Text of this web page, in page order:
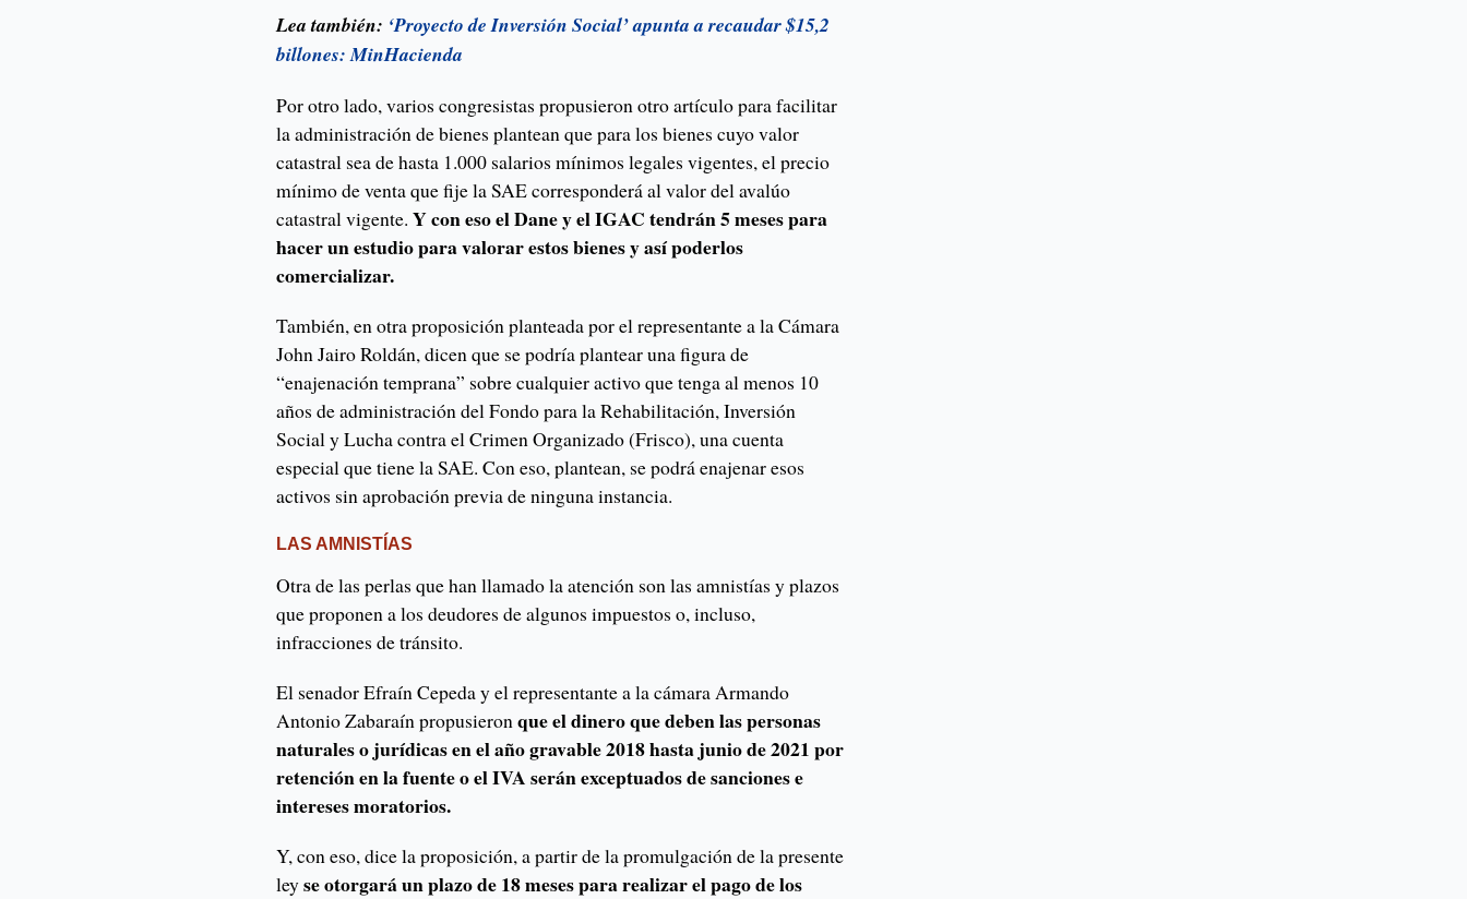
Lea también: ‘Proyecto de Inversión Social’ apunta a recaudar $15,2
billones: MinHacienda
Por otro lado, varios congresistas propusieron otro artículo para facilitar
la administración de bienes plantean que para los bienes cuyo valor
catastral sea de hasta 1.000 salarios mínimos legales vigentes, el precio
mínimo de venta que fije la SAE corresponderá al valor del avalúo
catastral vigente.Y con eso el Dane y el IGAC tendrán 5 meses para
hacer un estudio para valorar estos bienes y así poderlos
comercializar.
También, en otra proposición planteada por el representante a la Cámara
John Jairo Roldán, dicen que se podría plantear una figura de
“enajenación temprana” sobre cualquier activo que tenga al menos 10
años de administración del Fondo para la Rehabilitación, Inversión
Social y Lucha contra el Crimen Organizado (Frisco), una cuenta
especial que tiene la SAE. Con eso, plantean, se podrá enajenar esos
activos sin aprobación previa de ninguna instancia.
LAS AMNISTÍAS
Otra de las perlas que han llamado la atención son las amnistías y plazos
que proponen a los deudores de algunos impuestos o, incluso,
infracciones de tránsito.
El senador Efraín Cepeda y el representante a la cámara Armando
Antonio Zabaraín propusieronque el dinero que deben las personas
naturales o jurídicas en el año gravable 2018 hasta junio de 2021 por
retención en la fuente o el IVA serán exceptuados de sanciones e
intereses moratorios.
Y, con eso, dice la proposición, a partir de la promulgación de la presente
leyse otorgará un plazo de 18 meses para realizar el pago de los